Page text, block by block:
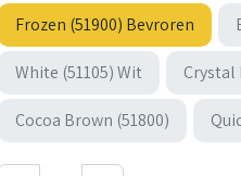
Frozen (51900) Bevroren
White (51105) Wit Crystal
Cocoa Brown (51800)